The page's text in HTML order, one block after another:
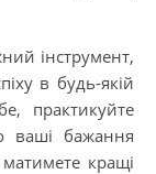
інструмент,
в будь-якій
практикуйте
ваші бажання
кращі